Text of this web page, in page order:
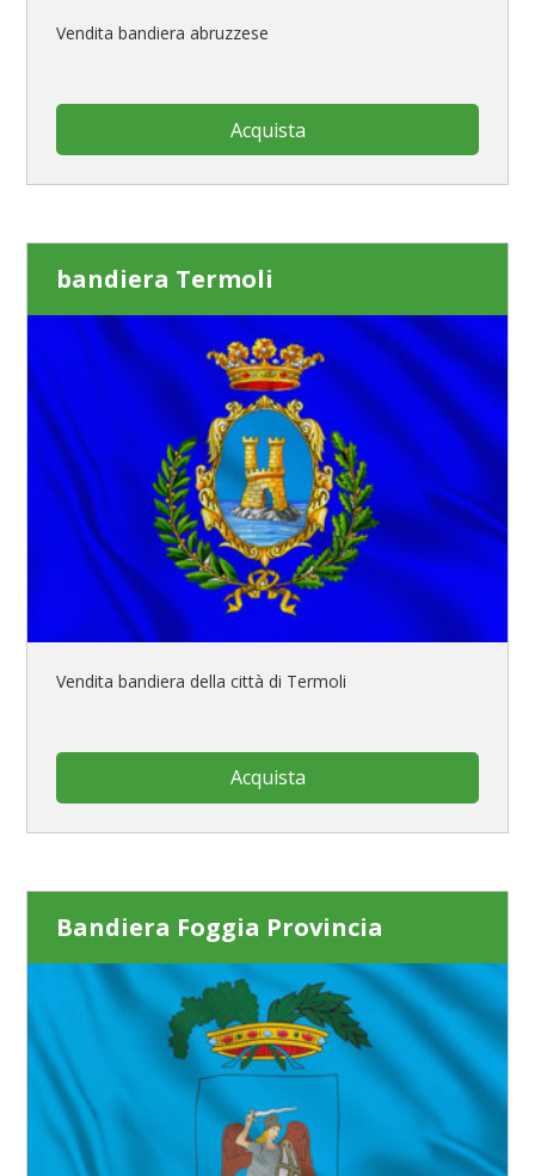
Vendita bandiera abruzzese
Acquista
bandiera Termoli
Vendita bandiera della città di Termoli
Acquista
Bandiera Foggia Provincia